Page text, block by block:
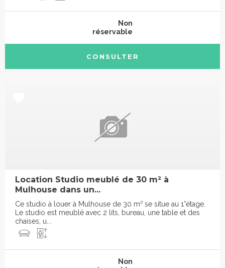
Non
réservable
CONSULTER
Location Studio meublé de 30 m² à
Mulhouse dans un...
Ce studio à louer à Mulhouse de 30 m² se situe au 1°étage.
Le studio est meublé avec 2 lits, bureau, une table et des
chaises, u...
Non